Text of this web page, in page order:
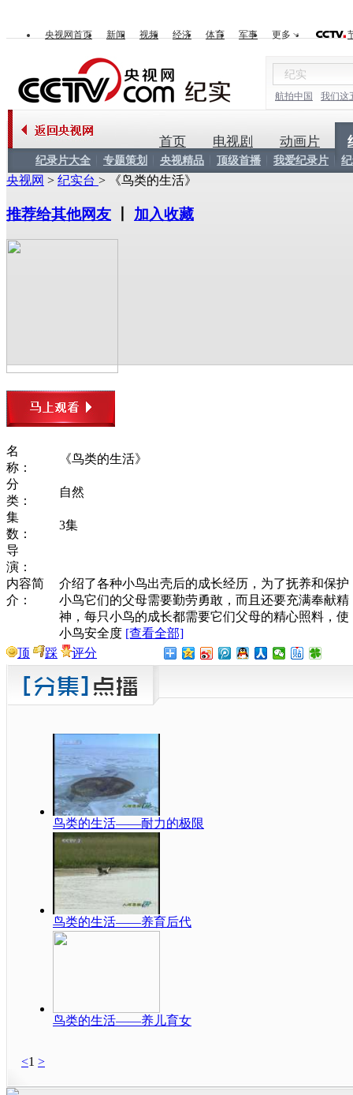
央视网首页 新闻 视频 经济 体育 军事 更多
航拍中国 我们这
首页 电视剧 动画片
纪录片大全 专题策划 央视精品 顶级首播 我爱纪录片
央视网 > 纪实台 > 《鸟类的生活》
推荐给其他网友 加入收藏
名
称：
《鸟类的生活》
分
类：
自然
集
数：
3集
导
演：
内容简
介：
介绍了各种小鸟出壳后的成长经历，为了抚养和保护
小鸟它们的父母需要勤劳勇敢，而且还要充满奉献精
神，每只小鸟的成长都需要它们父母的精心照料，使
小鸟安全度 [查看全部]
顶
踩 评分
鸟类的生活——耐力的极限
鸟类的生活——养育后代
鸟类的生活——养儿育女
<1 >